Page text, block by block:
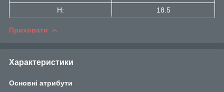
H:
18.5
Приховати
Характеристики
Основні атрибути